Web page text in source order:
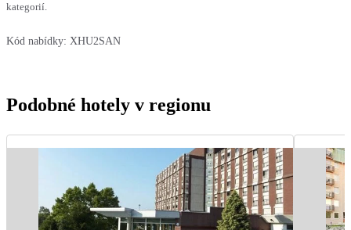
kategorií.
Kód nabídky: XHU2SAN
Podobné hotely v regionu